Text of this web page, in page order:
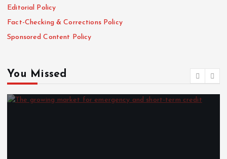
Editorial Policy
Fact-Checking & Corrections Policy
Sponsored Content Policy
You Missed